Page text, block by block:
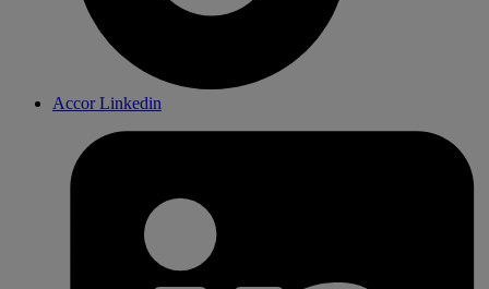
Accor Linkedin